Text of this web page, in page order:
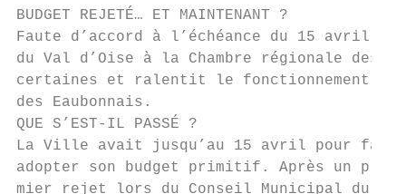
BUDGET REJETÉ… ET MAINTENANT ?
Faute d’accord à l’échéance du 15
du Val d’Oise à la Chambre régionale des
certaines et ralentit le fonctionnement
des Eaubonnais.
QUE S’EST-IL PASSÉ ?
La Ville avait jusqu’au 15 avril pour faire
adopter son budget primitif. Après un pre-
mier rejet lors du Conseil Municipal du